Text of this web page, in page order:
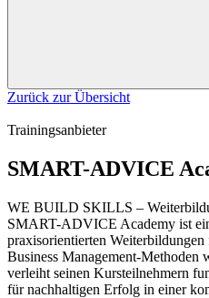
Zurück zur Übersicht
Trainingsanbieter
SMART-ADVICE
WE BUILD SKILLS –
SMART-ADVICE Academy ist
praxisorientierten
Business Management-
verleiht seinen Kursteilnehmern
für nachhaltigen Erfolg in einer